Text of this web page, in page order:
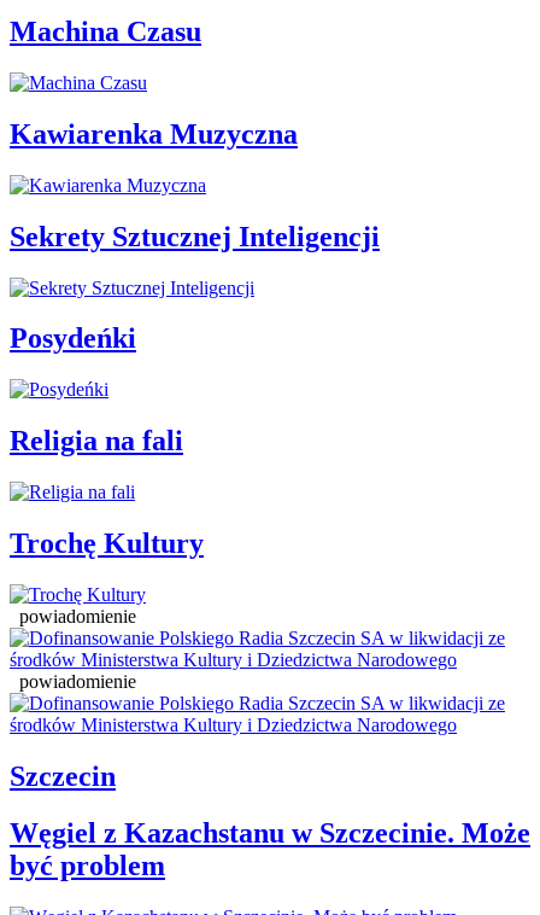
Machina Czasu
Kawiarenka Muzyczna
Sekrety Sztucznej Inteligencji
Posydeńki
Religia na fali
Trochę Kultury
powiadomienie
powiadomienie
Szczecin
Węgiel z Kazachstanu w Szczecinie. Może
być problem